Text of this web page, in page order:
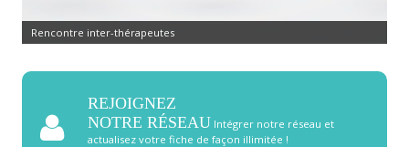
Rencontre inter-thérapeutes
REJOIGNEZ
NOTRE RÉSEAU Intégrer notre réseau et
actualisez votre fiche de façon illimitée !